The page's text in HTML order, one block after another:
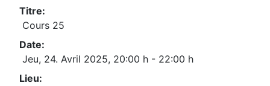
Titre:
Cours 25
Date:
Jeu, 24. Avril 2025, 20:00 h - 22:00 h
Lieu: